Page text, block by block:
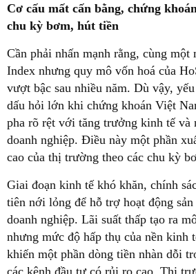
Cơ cấu mất cấn bằng, chứng
chu kỳ bơm, hút tiền
Cần phải nhấn mạnh rằng, cùng
Index nhưng quy mô vốn hoá của
vượt bậc sau nhiều năm. Dù vậy,
dấu hỏi lớn khi chứng khoán Việt
pha rõ rệt với tăng trưởng kinh tế và
doanh nghiệp. Điều này một phần
cao của thị trường theo các chu kỳ
Giai đoạn kinh tế khó khăn, chính
tiên nới lỏng để hỗ trợ hoạt động
doanh nghiệp. Lãi suất thấp tạo ra
nhưng mức độ hấp thụ của nền kinh
khiến một phần dòng tiền nhàn dỗi
các kênh đầu tư có rủi ro cao. Thị